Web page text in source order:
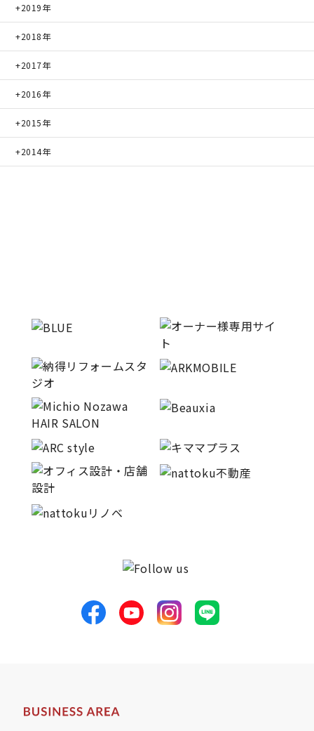
2019年
2018年
2017年
2016年
2015年
2014年